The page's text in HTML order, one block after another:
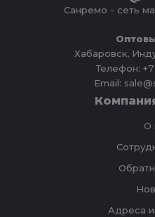
Санремо - сеть
Хабаровск,
Телефон: +7
Email:
О
Адреса